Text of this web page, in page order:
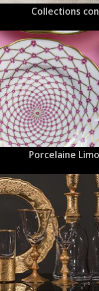
Collections
Porcelaine